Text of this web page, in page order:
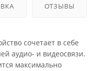
ОТЗЫВЫ
сочетает в себе
аудио- и видеосвязи.
максимально